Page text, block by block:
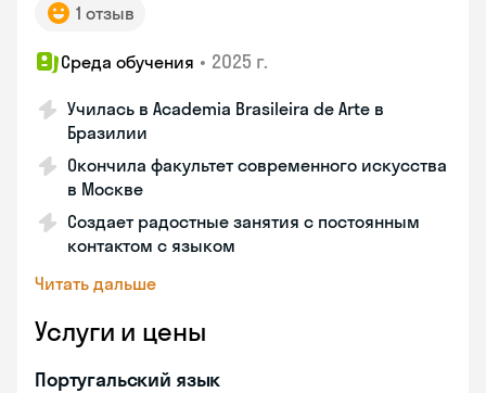
1 отзыв
Среда обучения • 2025 г.
Училась в Academia Brasileira de Arte в
Бразилии
Окончила факультет современного искусства
в Москве
Создает радостные занятия с постоянным
контактом с языком
Читать дальше
Услуги и цены
Португальский язык